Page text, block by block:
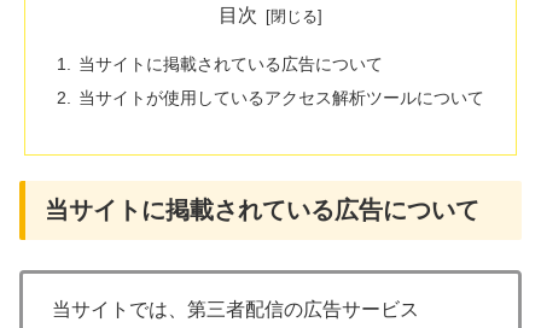
目次
当サイトに掲載されている広告について
当サイトが使用しているアクセス解析ツールについて
当サイトに掲載されている広告について
当サイトでは、第三者配信の広告サービス